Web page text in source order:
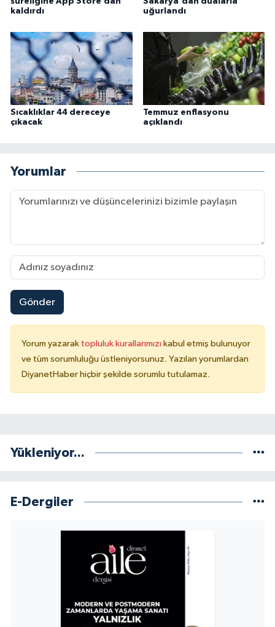
kaldırdı
uğurlandı
Sıcaklıklar 44 dereceye
çıkacak
Temmuz enflasyonu
açıklandı
Yorumlar
Gönder
Yorum yazarak topluluk kurallarımızı kabul etmiş bulunuyor
ve tüm sorumluluğu üstleniyorsunuz. Yazılan yorumlardan
DiyanetHaber hiçbir şekilde sorumlu tutulamaz.
Yükleniyor...
E-Dergiler
Kars Müftülüğü
Kastamonu Müftülüğü
Kayseri Müftülüğü
Kırıkkale Müftülüğü
Kırklareli Müftülüğü
Kocaeli Müftülüğü
Konya Müftülüğü
Malatya Müftülüğü
Manisa Müftülüğü
Mersin Müftülüğü
Nevşehir Müftülüğü
Niğde Müftülüğü
Ordu Müftülüğü